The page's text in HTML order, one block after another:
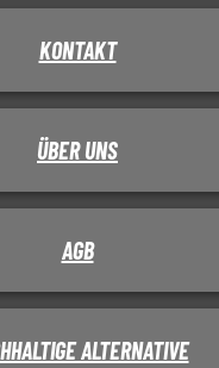
KONTAKT
ÜBER UNS
AGB
ALTERNATIVE